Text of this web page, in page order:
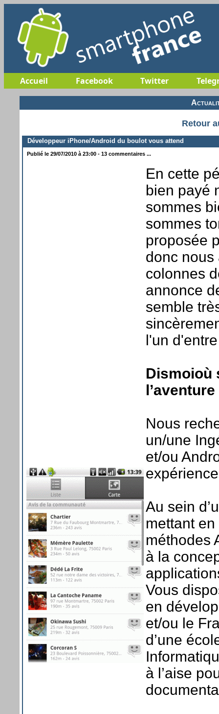
Accueil Facebook Twitter
Retour
Développeur iPhone/Android du boulot vous attend
Publié le 29/07/2010 à 23:00 - 13 commentaires ...
En cette
bien payé
sommes
sommes
proposée
donc nous
colonnes
annonce
semble
l'un
Dismoioù
l’aventure
Nous
un/une
et/ou
Au sein
mettant
méthodes
à la
Vous
en
et/ou le
d’une
à l’aise